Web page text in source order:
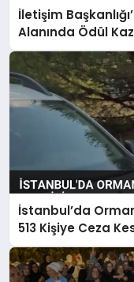
İletişim
Alanında Ödül
İstanbul’da
513 Kişiye Ceza